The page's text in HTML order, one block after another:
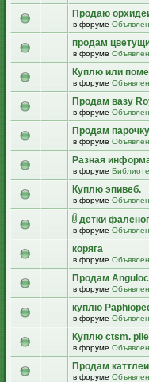
Продаю
в форуме
продам
в форуме
Куплю или
в форуме
Продам вазу
в форуме
Продам
в форуме
Разная
в форуме
Куплю эпивеб.
в форуме
детки
в форуме
коряга
в форуме
Продам
в форуме
куплю
в форуме
Куплю ctsm.
в форуме
Продам
в форуме